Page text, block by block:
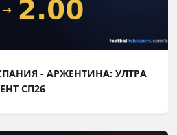
- АРЖЕНТИНА: УЛТРА
СП26